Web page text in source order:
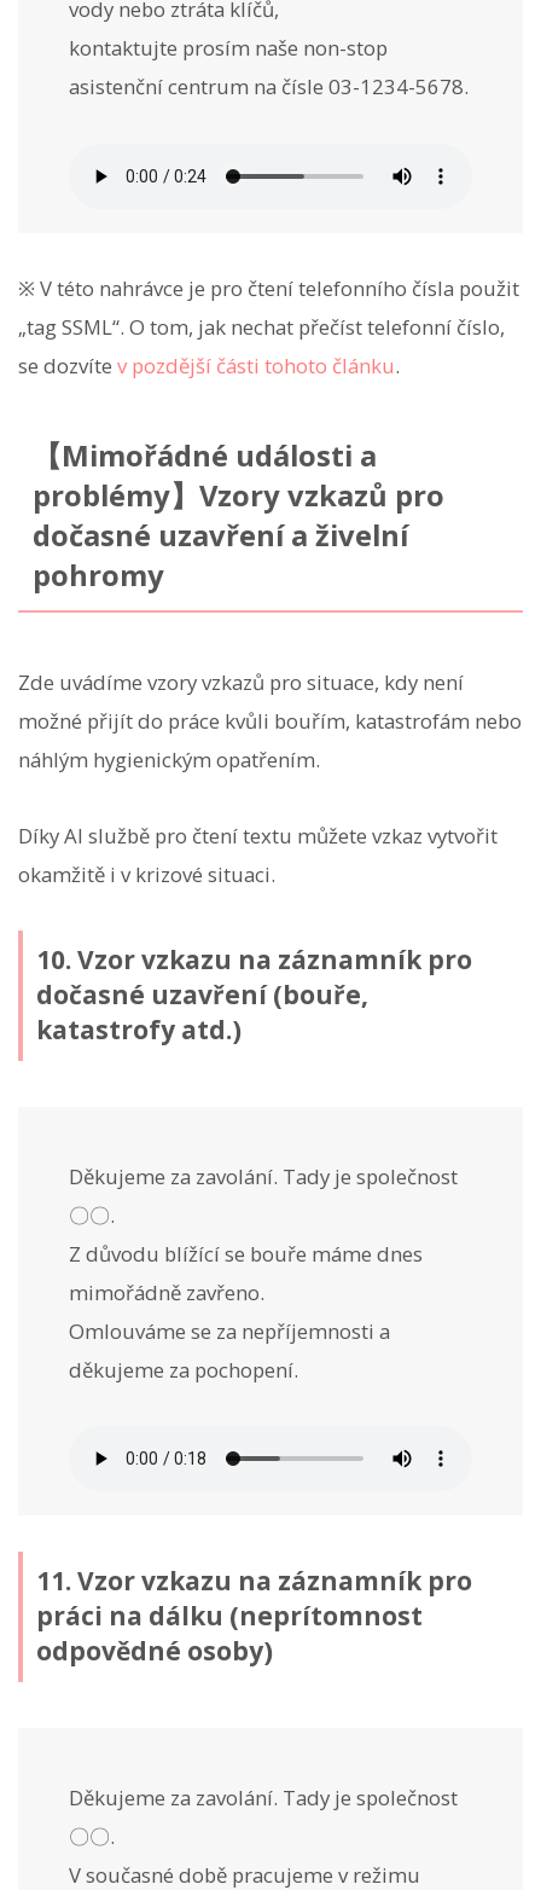
vody nebo ztráta klíčů,
kontaktujte prosím naše non-stop
asistenční centrum na čísle 03-1234-5678.
※ V této nahrávce je pro čtení telefonního čísla použit
„tag SSML“. O tom, jak nechat přečíst telefonní číslo,
se dozvíte v pozdější části tohoto článku.
【Mimořádné události a
problémy】Vzory vzkazů pro
dočasné uzavření a živelní
pohromy
Zde uvádíme vzory vzkazů pro situace, kdy není
možné přijít do práce kvůli bouřím, katastrofám nebo
náhlým hygienickým opatřením.
Díky AI službě pro čtení textu můžete vzkaz vytvořit
okamžitě i v krizové situaci.
10. Vzor vzkazu na záznamník pro
dočasné uzavření (bouře,
katastrofy atd.)
Děkujeme za zavolání. Tady je společnost
〇〇.
Z důvodu blížící se bouře máme dnes
mimořádně zavřeno.
Omlouváme se za nepříjemnosti a
děkujeme za pochopení.
11. Vzor vzkazu na záznamník pro
práci na dálku (neprítomnost
odpovědné osoby)
Děkujeme za zavolání. Tady je společnost
〇〇.
V současné době pracujeme v režimu